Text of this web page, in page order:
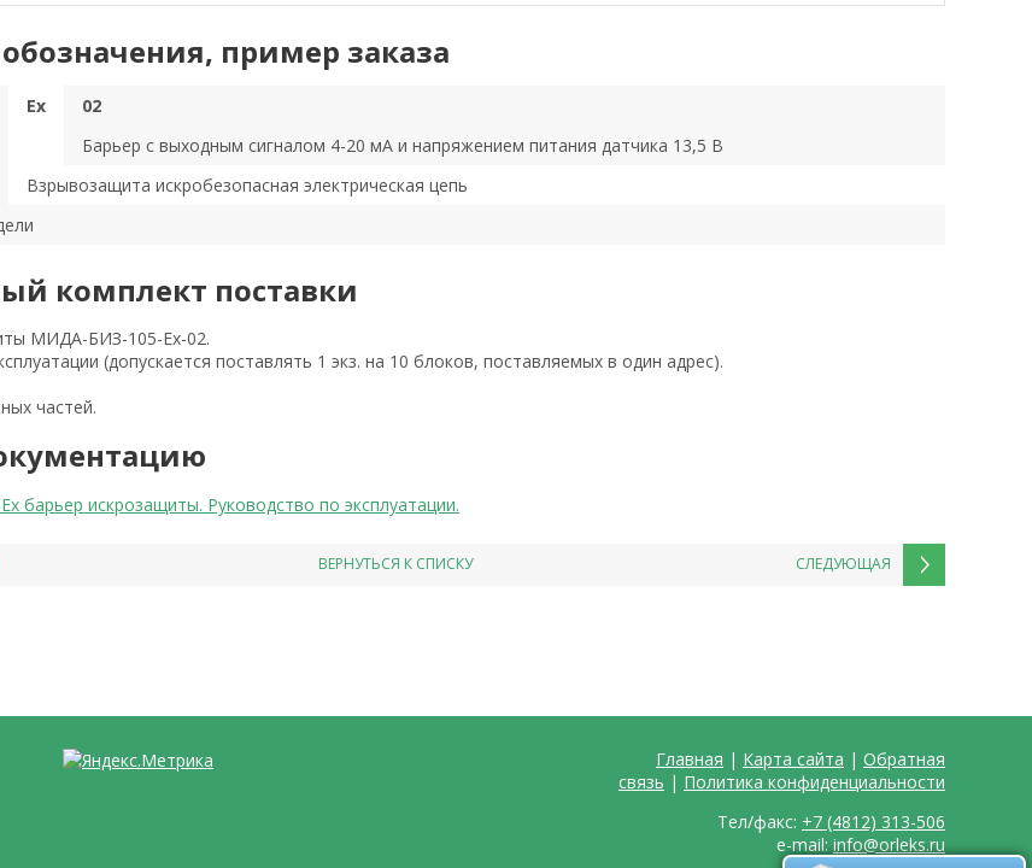
пример заказа
Ex
02
Барьер с выходным сигналом 4-20 мА и напряжением питания датчика 13,5 В
Взрывозащита искробезопасная электрическая цепь
комплект поставки
МИДА-БИЗ-105-Ex-02.
(допускается поставлять 1 экз. на 10 блоков, поставляемых в один адрес).
частей.
барьер искрозащиты. Руководство по эксплуатации.
ВЕРНУТЬСЯ К СПИСКУ СЛЕДУЮЩАЯ
Главная | Карта сайта | Обратная
связь | Политика конфиденциальности
Тел/факс: +7 (4812) 313-506
e-mail: info@orleks.ru